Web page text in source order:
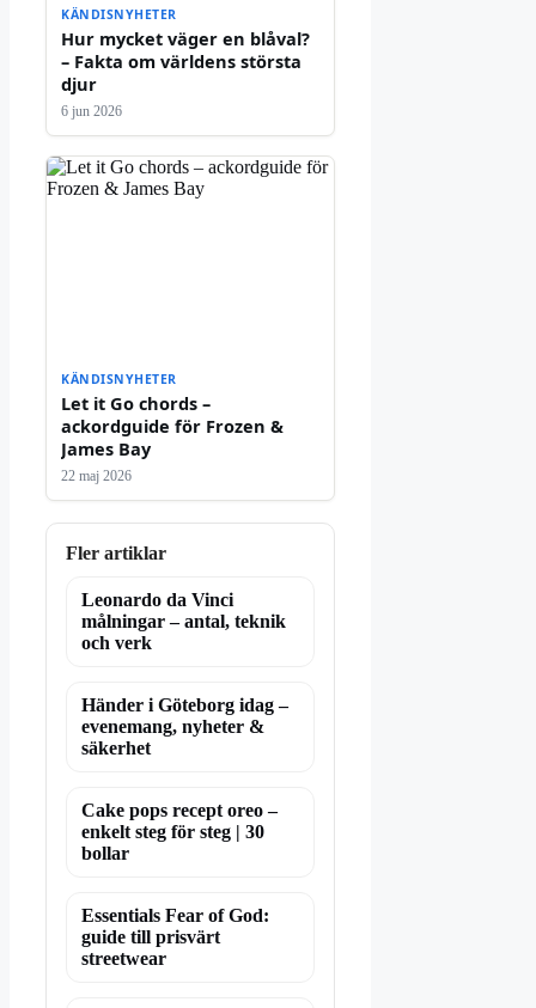
KÄNDISNYHETER
Hur mycket väger en blåval?
– Fakta om världens största
djur
6 jun 2026
KÄNDISNYHETER
Let it Go chords –
ackordguide för Frozen &
James Bay
22 maj 2026
Fler artiklar
Leonardo da Vinci
målningar – antal, teknik
och verk
Händer i Göteborg idag –
evenemang, nyheter &
säkerhet
Cake pops recept oreo –
enkelt steg för steg | 30
bollar
Essentials Fear of God:
guide till prisvärt
streetwear